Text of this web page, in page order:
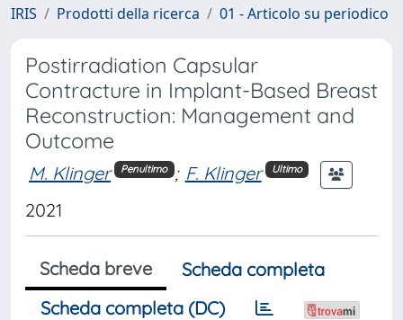
IRIS Prodotti della ricerca 01 - Articolo su periodico
Postirradiation Capsular
Contracture in Implant-Based Breast
Reconstruction: Management and
Outcome
M. Klinger Penultimo ; F. Klinger Ultimo
2021
Scheda breve
Scheda completa
Scheda completa (DC)